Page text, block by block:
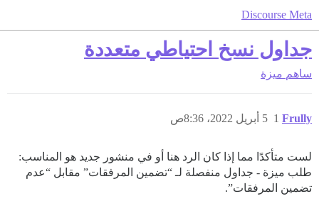
Discourse Meta
جداول نسخ احتياطي متعددة
ساهم ميزة
Frully 5 أبريل 2022، 8:36ص 1
لست متأكدًا مما إذا كان الرد هنا أو في منشور جديد هو المناسب:
طلب ميزة - جداول منفصلة لـ “تضمين المرفقات” مقابل “عدم
تضمين المرفقات”.